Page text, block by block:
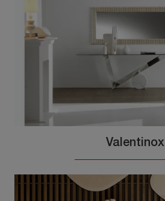
Valentinox